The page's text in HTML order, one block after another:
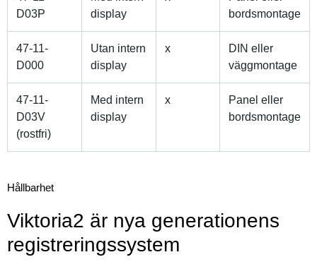
D03P
display
bordsmontage
47-11-
D000
Utan intern
display
x
DIN eller
väggmontage
47-11-
D03V
(rostfri)
Med intern
display
x
Panel eller
bordsmontage
Hållbarhet
Viktoria2 är nya generationens
registreringssystem